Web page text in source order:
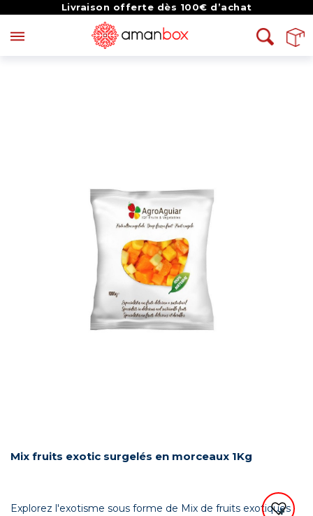
Livraison offerte dès 100€ d’achat
Mix fruits exotic surgelés en morceaux 1Kg
Explorez l'exotisme sous forme de Mix de fruits exotiques